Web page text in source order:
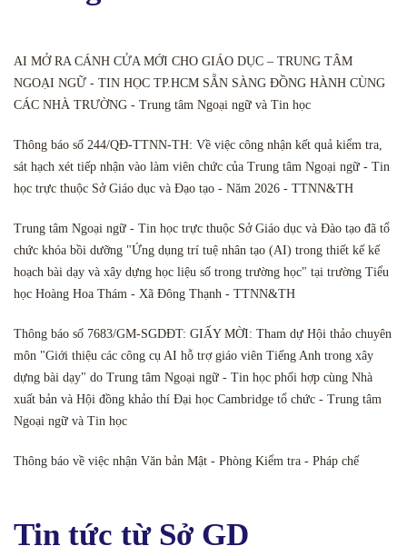
AI MỞ RA CÁNH CỬA MỚI CHO GIÁO DỤC – TRUNG TÂM
NGOẠI NGỮ - TIN HỌC TP.HCM SẴN SÀNG ĐỒNG HÀNH CÙNG
CÁC NHÀ TRƯỜNG - Trung tâm Ngoại ngữ và Tin học
Thông báo số 244/QĐ-TTNN-TH: Về việc công nhận kết quả kiểm tra,
sát hạch xét tiếp nhận vào làm viên chức của Trung tâm Ngoại ngữ - Tin
học trực thuộc Sở Giáo dục và Đạo tạo - Năm 2026 - TTNN&TH
Trung tâm Ngoại ngữ - Tin học trực thuộc Sở Giáo dục và Đào tạo đã tổ
chức khóa bồi dưỡng "Ứng dụng trí tuệ nhân tạo (AI) trong thiết kế kế
hoạch bài dạy và xây dựng học liệu số trong trường học" tại trường Tiểu
học Hoàng Hoa Thám - Xã Đông Thạnh - TTNN&TH
Thông báo số 7683/GM-SGDĐT: GIẤY MỜI: Tham dự Hội thảo chuyên
môn "Giới thiệu các công cụ AI hỗ trợ giáo viên Tiếng Anh trong xây
dựng bài dạy" do Trung tâm Ngoại ngữ - Tin học phối hợp cùng Nhà
xuất bản và Hội đồng khảo thí Đại học Cambridge tổ chức - Trung tâm
Ngoại ngữ và Tin học
Thông báo về việc nhận Văn bản Mật - Phòng Kiểm tra - Pháp chế
Tin tức từ Sở GD